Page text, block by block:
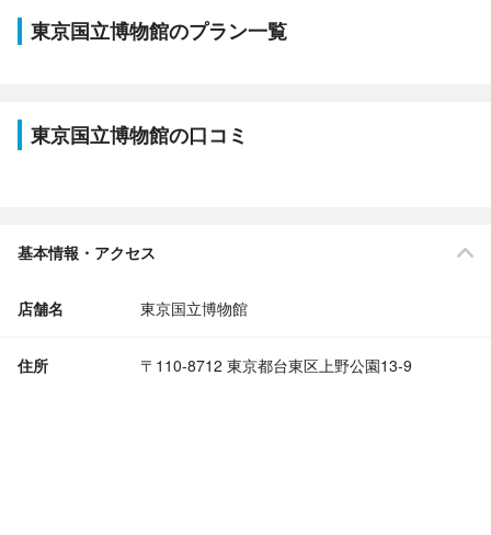
東京国立博物館のプラン一覧
東京国立博物館の口コミ
基本情報・アクセス
店舗名 東京国立博物館
住所 〒110-8712 東京都台東区上野公園13‐9